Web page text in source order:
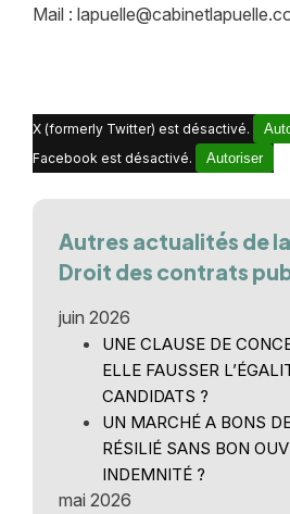
Mail :
X (formerly Twitter) est désactivé.
Facebook est désactivé.
Autoriser
Autres actualités de
Droit des contrats
juin 2026
UNE CLAUSE DE
ELLE FAUSSER
CANDIDATS ?
UN MARCHÉ A BONS
RÉSILIÉ SANS BON
INDEMNITÉ ?
mai 2026